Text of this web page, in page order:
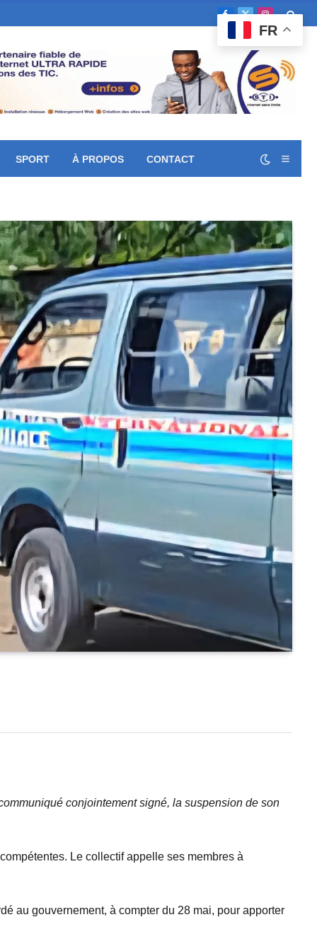
Facebook
X
(Twitter)
SPORT À PROPOS CONTACT
conjointement signé, la suspension de son
Le collectif appelle ses membres à
au gouvernement, à compter du 28 mai, pour apporter
FR